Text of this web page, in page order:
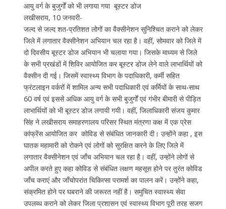
आयु वर्ग के बुजुर्गों को भी लगाया गया बूस्टर डोज
लखीसराय, 10 जनवरी-
जल्द से जल्द शत-प्रतिशत लोगों का वैक्सीनेशन सुनिश्चित कराने को लेकर
जिले में लगातार वैक्सीनेशन अभियान चल रहा है। वहीं, सोमवार को जिले में
दो दिवसीय बूस्टर डोज अभियान भी चलाया गया। जिसके माध्यम से जिले
के सभी प्रखंडों में शिविर आयोजित कर बूस्टर डोज लेने वाले लाभार्थियों को
वैक्सीन दी गई। जिसमें स्वास्थ्य विभाग के पदाधिकारी, कर्मी सहित
फ्रंटलाइन वर्करों में शामिल अन्य सभी पदाधिकारी एवं कर्मियों के साथ-साथ
60 वर्ष एवं इससे अधिक आयु वर्ग के सभी बुजुर्गों एवं गंभीर बीमारी से पीड़ित
लाभार्थियों को भी बूस्टर डोज लगायी गयी। वहीं, जिलाधिकारी संजय कुमार
सिंह ने लखीसराय समाहरणालय परिसर स्थित मंत्रणा कक्ष में एक प्रेस
कांफ्रेंस आयोजित कर कोविड से संबंधित जानकारी दी। उन्होंने कहा , इस
घातक महामारी को रोकने एवं लोगों को सुरक्षित करने के लिए जिले में
लगातार वैक्सीनेशन एवं जाँच अभियान चल रहा है। वहीं, उन्होंने लोगों से
अपील करते हुए कहा कोविड से संबंधित लक्षण महसूस होने पर तुरंत कोविड
जाँच कराएं और जाँचोपरांत चिकित्सा परामर्श का पालन करें। उन्होंने कहा,
संक्रमित होने पर घबराने की जरूरत नहीं है। समुचित स्वास्थ्य सेवा
उपलब्ध कराने को लेकर जिला प्रशासन एवं स्वास्थ्य विभाग पूरी तरह सजग